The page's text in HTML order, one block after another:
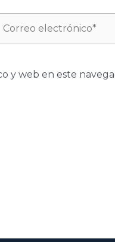
electrónico*
y web en este